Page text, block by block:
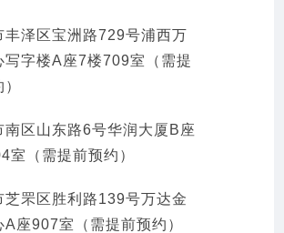
丰泽区宝洲路729号浦西万
写字楼A座7楼709室（需提
南区山东路6号华润大厦B座
室（需提前预约）
芝罘区胜利路139号万达金
A座907室（需提前预约）